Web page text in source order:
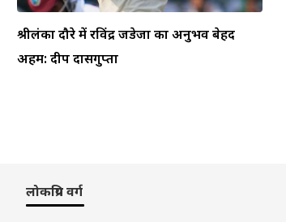
श्रीलंका दौरे में रविंद्र जडेजा का अनुभव बेहद
अहम: दीप दासगुप्ता
लोकप्रिय वर्ग